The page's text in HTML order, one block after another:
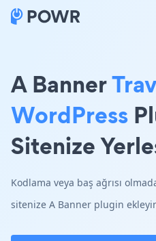
A Banner
WordPress
Sitenize
Kodlama veya baş ağrısı
sitenize A Banner plugin